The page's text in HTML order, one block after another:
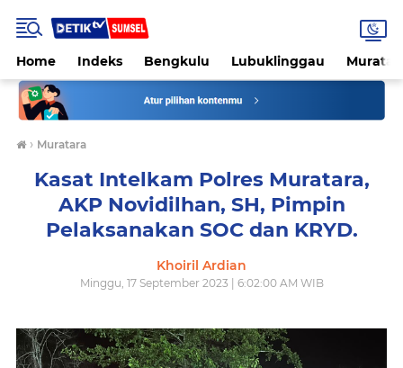
Home Indeks Bengkulu Lubuklinggau
› Muratara
Kasat Intelkam Polres Muratara,
AKP Novidilhan, SH, Pimpin
Pelaksanakan SOC dan KRYD.
Khoiril Ardian
Minggu, 17 September 2023 | 6:02:00 AM WIB